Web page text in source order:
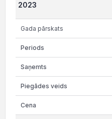
2023
Gada pārskats